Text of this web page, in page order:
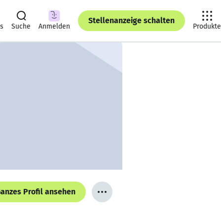
Suche Anmelden
Stellenanzeige schalten
Produkte
Profil ansehen